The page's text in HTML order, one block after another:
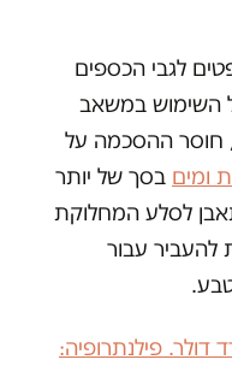
לגבי הכספים
השימוש במשאב
חוסר ההסכמה על
ומים בסך של יותר
לסלע המחלוקת
להעביר עבור
מיליארד דולר. פילנתרופיה: